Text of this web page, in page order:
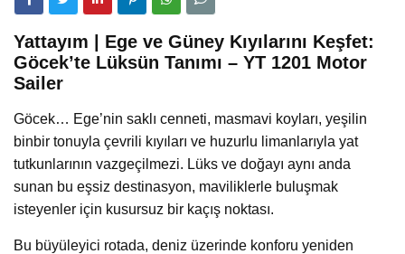
Yattayım | Ege ve Güney Kıyılarını Keşfet:
Göcek’te Lüksün Tanımı – YT 1201 Motor
Sailer
Göcek… Ege’nin saklı cenneti, masmavi koyları, yeşilin
binbir tonuyla çevrili kıyıları ve huzurlu limanlarıyla yat
tutkunlarının vazgeçilmezi. Lüks ve doğayı aynı anda
sunan bu eşsiz destinasyon, maviliklerle buluşmak
isteyenler için kusursuz bir kaçış noktası.
Bu büyüleyici rotada, deniz üzerinde konforu yeniden